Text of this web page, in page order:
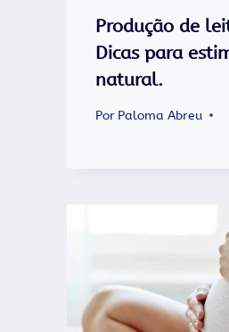
Produção de
Dicas para
natural.
Por Paloma Abreu